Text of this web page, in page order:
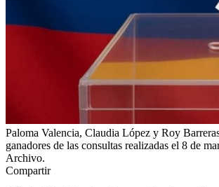
Paloma Valencia, Claudia López y Roy
ganadores de las consultas realizadas el 8 de
Archivo.
Compartir